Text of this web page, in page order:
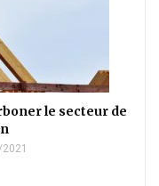
le secteur de